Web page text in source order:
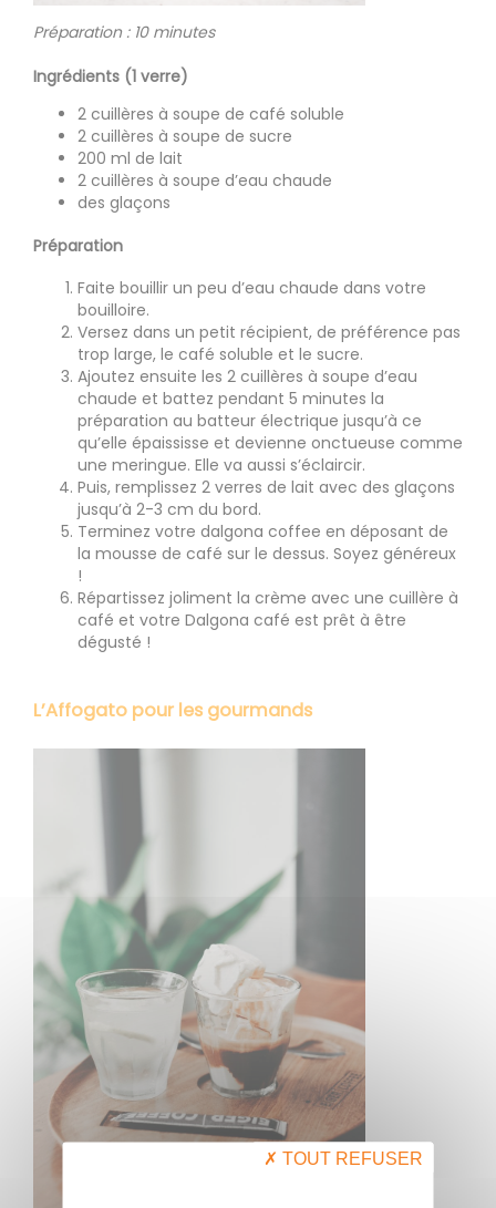
Préparation : 10 minutes
Ingrédients (1 verre)
2 cuillères à soupe de café soluble
2 cuillères à soupe de sucre
200 ml de lait
2 cuillères à soupe d’eau chaude
des glaçons
Préparation
Faite bouillir un peu d’eau chaude dans votre
bouilloire.
Versez dans un petit récipient, de préférence pas
trop large, le café soluble et le sucre.
Ajoutez ensuite les 2 cuillères à soupe d’eau
chaude et battez pendant 5 minutes la
préparation au batteur électrique jusqu’à ce
qu’elle épaississe et devienne onctueuse comme
une meringue. Elle va aussi s’éclaircir.
Puis, remplissez 2 verres de lait avec des glaçons
jusqu’à 2-3 cm du bord.
Terminez votre dalgona coffee en déposant de
la mousse de café sur le dessus. Soyez généreux
!
Répartissez joliment la crème avec une cuillère à
café et votre Dalgona café est prêt à être
dégusté !
L’Affogato pour les gourmands
TOUT REFUSER